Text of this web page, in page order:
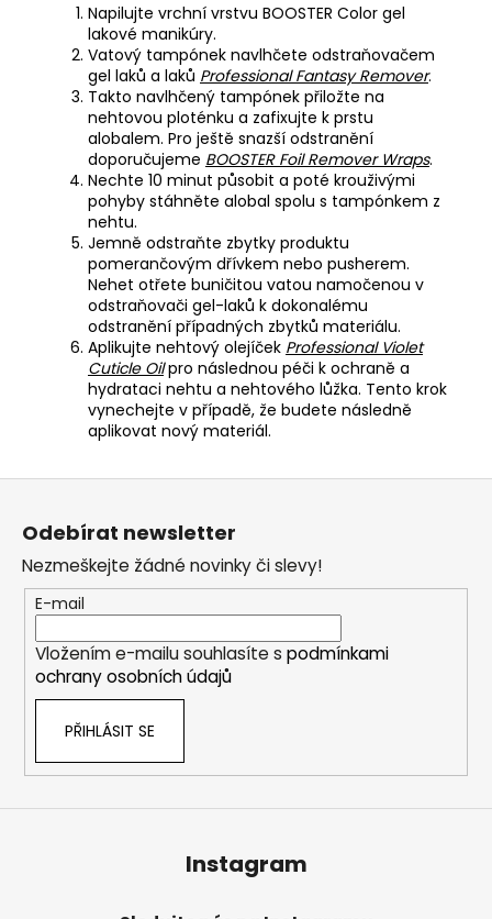
Napilujte vrchní vrstvu BOOSTER Color gel
lakové manikúry.
Vatový tampónek navlhčete odstraňovačem
gel laků a laků Professional Fantasy Remover.
Takto navlhčený tampónek přiložte na
nehtovou ploténku a zafixujte k prstu
alobalem. Pro ještě snazší odstranění
doporučujeme BOOSTER Foil Remover Wraps.
Nechte 10 minut působit a poté krouživými
pohyby stáhněte alobal spolu s tampónkem z
nehtu.
Jemně odstraňte zbytky produktu
pomerančovým dřívkem nebo pusherem.
Nehet otřete buničitou vatou namočenou v
odstraňovači gel-laků k dokonalému
odstranění případných zbytků materiálu.
Aplikujte nehtový olejíček Professional Violet
Cuticle Oilpro následnou péči k ochraně a
hydrataci nehtu a nehtového lůžka. Tento krok
vynechejte v případě, že budete následně
aplikovat nový materiál.
Z
Odebírat newsletter
Nezmeškejte žádné novinky či slevy!
E-mail
Vložením e-mailu souhlasíte s podmínkami
ochrany osobních údajů
PŘIHLÁSIT SE
Instagram